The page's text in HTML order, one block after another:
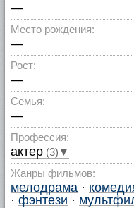
—
Место рождения:
—
Рост:
—
Семья:
—
Профессия:
актер (3)▼
Жанры фильмов:
мелодрама ·
· фэнтези ·